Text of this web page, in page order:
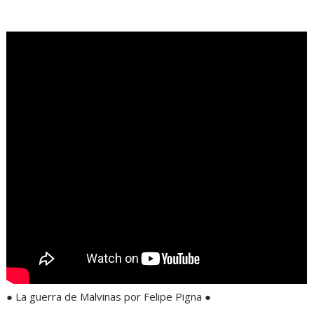
● La guerra de Malvinas por Felipe Pigna ●